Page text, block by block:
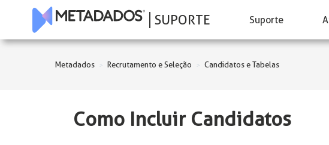
SUPORTE Suporte
Metadados Recrutamento e Seleção Candidatos e Tabelas
Como Incluir Candidatos